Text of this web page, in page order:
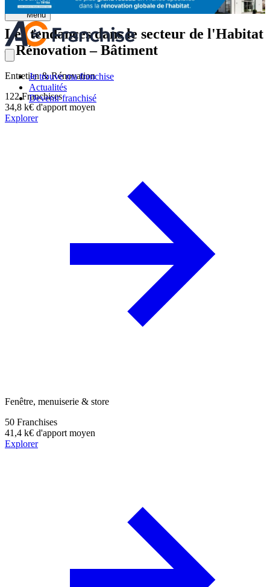
Menu
Je trouve ma franchise
Actualités
Devenir franchisé
Les tendances dans le secteur de l'Habitat
– Rénovation – Bâtiment
Entretien & Rénovation
122Franchises
34,8 k€ d'apport moyen
Explorer
Fenêtre, menuiserie & store
50 Franchises
41,4 k€ d'apport moyen
Explorer